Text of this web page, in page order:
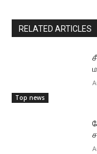
RELATED ARTICLES
Top news